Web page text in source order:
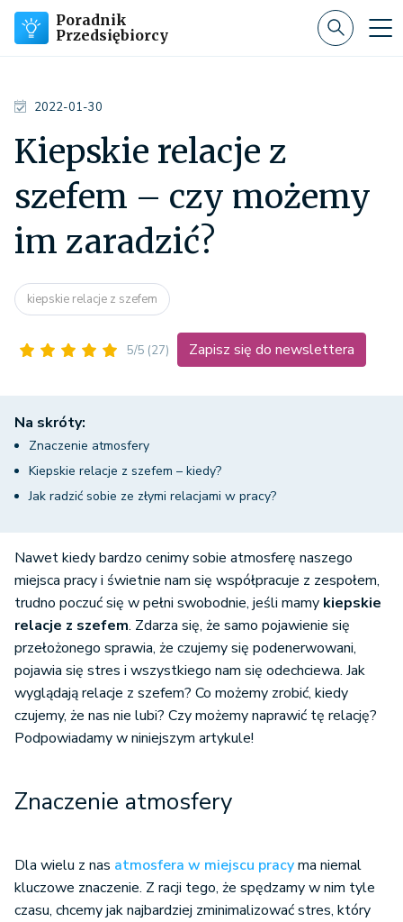
Poradnik
Przedsiębiorcy
2022-01-30
Kiepskie relacje z
szefem – czy możemy
im zaradzić?
kiepskie relacje z szefem
5/5 (27) Zapisz się do newslettera
Na skróty:
Znaczenie atmosfery
Kiepskie relacje z szefem – kiedy?
Jak radzić sobie ze złymi relacjami w pracy?
Nawet kiedy bardzo cenimy sobie atmosferę naszego
miejsca pracy i świetnie nam się współpracuje z zespołem,
trudno poczuć się w pełni swobodnie, jeśli mamy kiepskie
relacje z szefem. Zdarza się, że samo pojawienie się
przełożonego sprawia, że czujemy się podenerwowani,
pojawia się stres i wszystkiego nam się odechciewa. Jak
wyglądają relacje z szefem? Co możemy zrobić, kiedy
czujemy, że nas nie lubi? Czy możemy naprawić tę relację?
Podpowiadamy w niniejszym artykule!
Znaczenie atmosfery
Dla wielu z nas atmosfera w miejscu pracyma niemal
kluczowe znaczenie. Z racji tego, że spędzamy w nim tyle
czasu, chcemy jak najbardziej zminimalizować stres, który